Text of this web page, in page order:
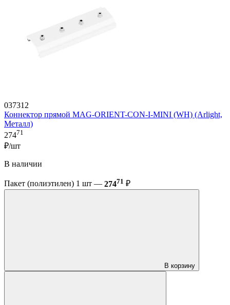
037312
Коннектор прямой MAG-ORIENT-CON-I-MINI (WH) (Arlight,
Металл)
27471
₽/шт
В наличии
Пакет (полиэтилен) 1 шт — 27471 ₽
В корзину